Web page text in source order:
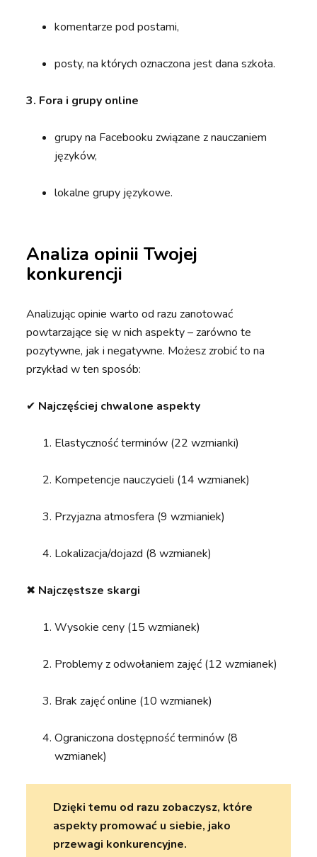
komentarze pod postami,
posty, na których oznaczona jest dana szkoła.
3. Fora i grupy online
grupy na Facebooku związane z nauczaniem
języków,
lokalne grupy językowe.
Analiza opinii Twojej
konkurencji
Analizując opinie warto od razu zanotować
powtarzające się w nich aspekty – zarówno te
pozytywne, jak i negatywne. Możesz zrobić to na
przykład w ten sposób:
✔︎ Najczęściej chwalone aspekty
Elastyczność terminów (22 wzmianki)
Kompetencje nauczycieli (14 wzmianek)
Przyjazna atmosfera (9 wzmianiek)
Lokalizacja/dojazd (8 wzmianek)
✖︎ Najczęstsze skargi
Wysokie ceny (15 wzmianek)
Problemy z odwołaniem zajęć (12 wzmianek)
Brak zajęć online (10 wzmianek)
Ograniczona dostępność terminów (8
wzmianek)
Dzięki temu od razu zobaczysz, które
aspekty promować u siebie, jako
przewagi konkurencyjne.